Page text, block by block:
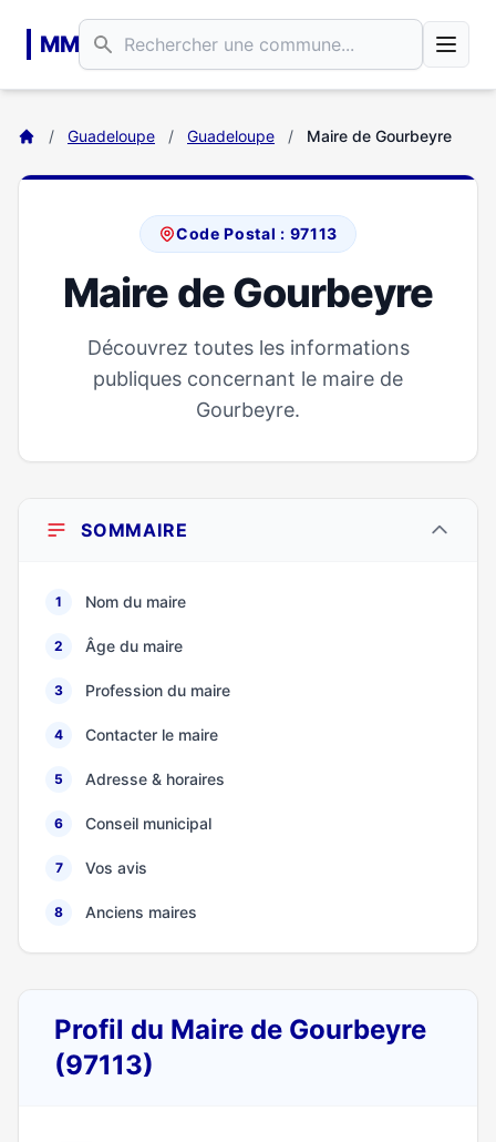
MM
/ Guadeloupe / Guadeloupe / Maire de Gourbeyre
Code Postal : 97113
Maire de Gourbeyre
Découvrez toutes les informations
publiques concernant le maire de
Gourbeyre.
SOMMAIRE
1 Nom du maire
2 Âge du maire
3 Profession du maire
4 Contacter le maire
5 Adresse & horaires
6 Conseil municipal
7 Vos avis
8 Anciens maires
Profil du Maire de Gourbeyre
(97113)